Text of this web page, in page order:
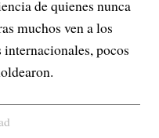
de quienes nunca
muchos ven a los
pocos